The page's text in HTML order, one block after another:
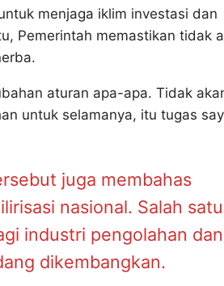
menjaga iklim investasi dan
Pemerintah memastikan tidak
aturan apa-apa. Tidak
untuk selamanya, itu tugas
juga membahas
nasional. Salah satu
industri pengolahan dan
dikembangkan.